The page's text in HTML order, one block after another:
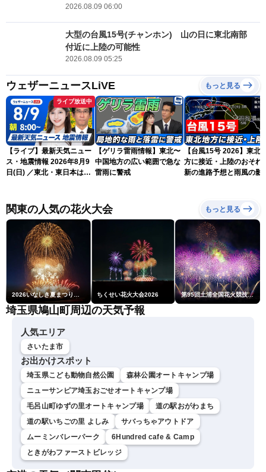
2026.08.09 06:00
大型の台風15号(チャンホン) 山の日に東北南部
付近に上陸の可能性
2026.08.09 05:25
ウェザーニュースLiVE もっと見る
ライブ放送中
【ライブ】最新天気ニュー
ス・地震情報 2026年8月9
日(日) ／東北・東日本は急
ュースLiVEサンシャイン・
岡本結子リサ／山口剛央〉
【ゲリラ雷雨情報】東北〜
中国地方の広い範囲で急な
雷雨に警戒
【台風15号 2026】東北
方に接近・上陸のおそれ
新の進路予想と雨風の影
関東の人気の花火大会 もっと見る
ちくせい花火大会2026 第95回土浦全国花火競技大会
埼玉県鳩山町周辺の天気予報
人気エリア
さいたま市
お出かけスポット
埼玉県こども動物自然公園
森林公園オートキャンプ場
ニューサンピア埼玉おごせオートキャンプ場
毛呂山町ゆずの里オートキャンプ場
道の駅おがわまち
道の駅いちごの里 よしみ
サバっちゃアウトドア
ムーミンバレーパーク
6Hundred cafe & Camp
ときがわファーストビレッジ